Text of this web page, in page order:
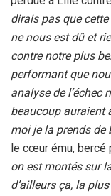
dirais pas que
ne nous est dû et
contre notre plus
performant que
analyse de l’échec
beaucoup auraient
moi je la prends
le cœur ému, bercé
on est montés sur
d’ailleurs ça, la